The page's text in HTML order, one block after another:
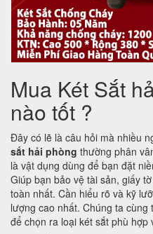
Mua Két Sắt
nào tốt ?
Đây có lẽ là câu hỏi mà nhiều
sắt hải phòng thường phân
là vật dụng dùng để bạn đặt
Giúp bạn bảo vệ tài sản, giấy
toàn nhất. Cần hiểu rõ và kỹ
lượng cao nhất. Chúng ta
để chọn ra loại két sắt phù hợp